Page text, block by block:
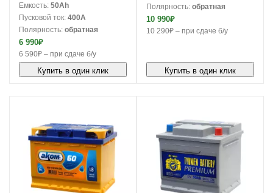
Емкость: 50Ah
Пусковой ток: 400A
Полярность: обратная
6 990₽
6 590₽ – при сдаче б/у
Купить в один клик
Полярность: обратная
10 990₽
10 290₽ – при сдаче б/у
Купить в один клик